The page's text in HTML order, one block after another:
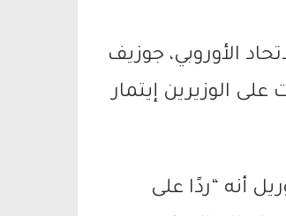
الأوروبي، جوزيف
الوزيرين إيتمار
الأوروبي الـ 27، أوضح بوريل أنه “ردًا على